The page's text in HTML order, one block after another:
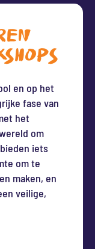
en op het
fase van
het
om
iets
om te
maken, en
veilige,